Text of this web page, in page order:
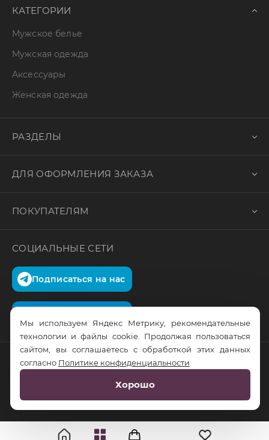
КАТЕГОРИИ
Мужское белье
Мужская одежда
Аксессуары
Женская одежда
РАЗДЕЛЫ
ДЛЯ ОФОРМЛЕНИЯ ЗАКАЗА
ПОКУПАТЕЛЯМ
СОЦИАЛЬНЫЕ СЕТИ
Подписаться на нас
© RusTrus. 2011-2026. Все права защищены
RS Digital
Мы используем Яндекс Метрику, рекомендательные
технологии и файлы cookie. Продолжая пользоваться
сайтом, вы соглашаетесь с обработкой этих данных
согласно Политике конфиденциальности
Хорошо